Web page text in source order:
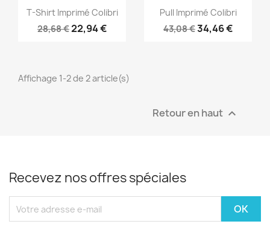
Aperçu rapide
T-Shirt Imprimé Colibri
28,68 €22,94 €
Aperçu rapide
Pull Imprimé Colibri
43,08 €34,46 €
Affichage 1-2 de 2 article(s)
Retour en haut 
Recevez nos offres spéciales